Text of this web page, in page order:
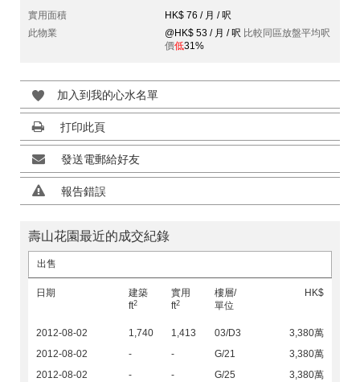
實用面積
HK$ 76 / 月 / 呎
此物業
@HK$ 53 / 月 / 呎 比較同區放盤平均呎
價低31%
加入到我的心水名單
打印此頁
發送電郵給好友
報告錯誤
壽山花園最近的成交紀錄
出售
日期
建築
ft2
實用
ft2
樓層/
單位
HK$
2012-08-02 1,740 1,413 03/D3
3,380萬
2012-08-02
- - G/21
3,380萬
2012-08-02
- - G/25 3,380萬